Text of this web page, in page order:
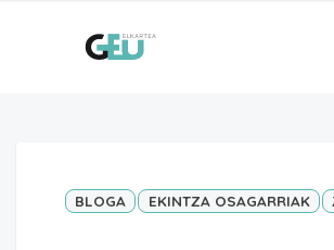
BLOGA EKINTZA OSAGARRIAK